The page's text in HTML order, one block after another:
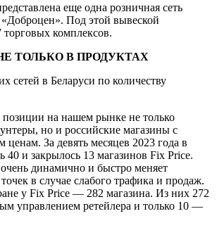
еще одна розничная сеть
«Доброцен». Под этой вывеской
комплексов.
ТОЛЬКО В ПРОДУКТАХ
на нашем рынке не только
но и российские магазины с
ценам. За девять месяцев 2023 года в
40 и закрылось 13 магазинов Fix Price.
динамично и быстро меняет
в случае слабого трафика и продаж.
у Fix Price — 282 магазина. Из них 272
управлением ретейлера и только 10 —